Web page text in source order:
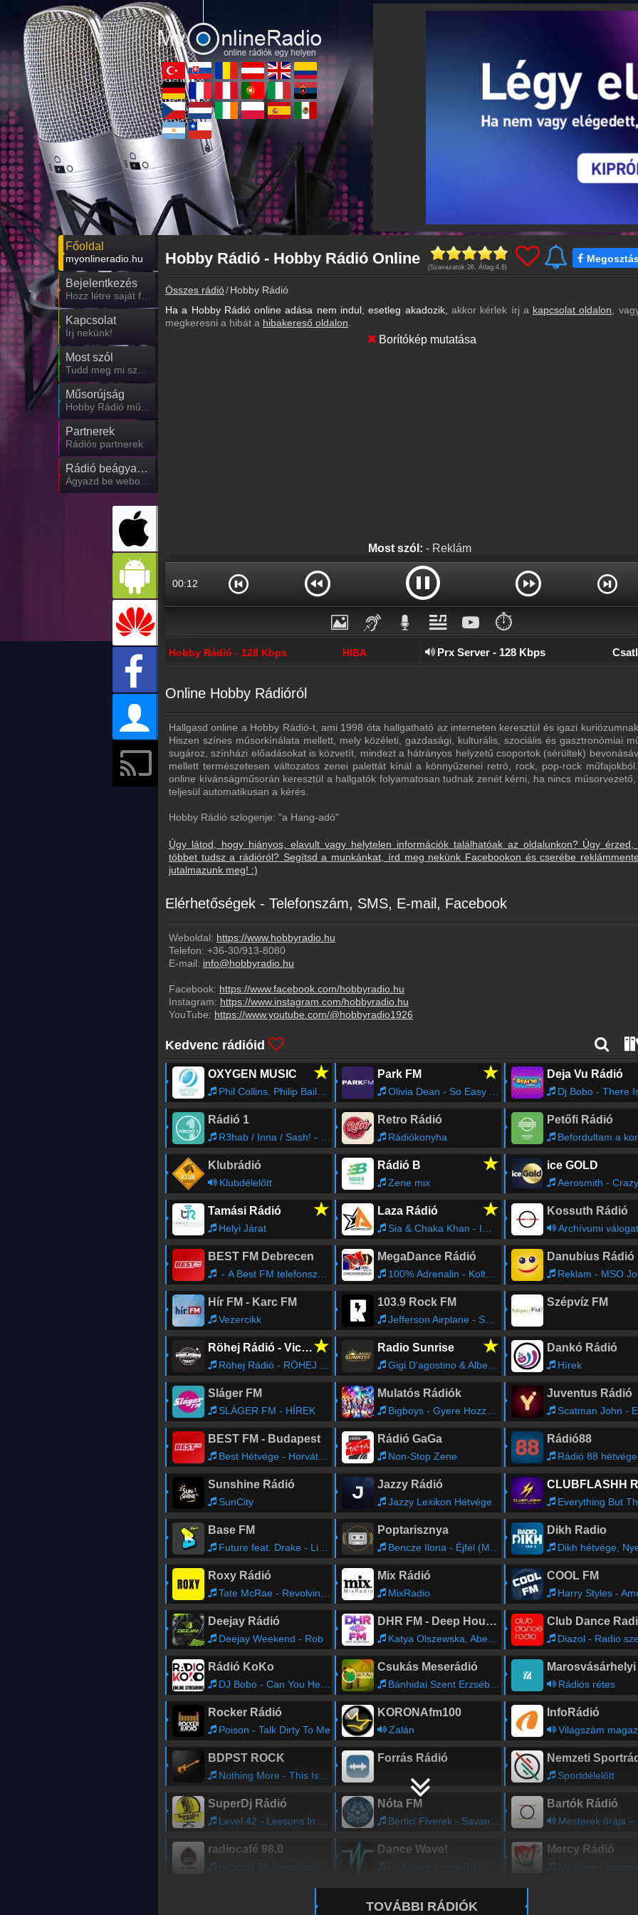
Főoldal
myonlineradio.hu
Bejelentkezés
Hozz létre saját fiókot!
Kapcsolat
Írj nekünk!
Most szól
Tudd meg mi szólt eddig
Műsorújság
Hobby Rádió műsorai
Partnerek
Rádiós partnerek
Rádió beágyazás
Ágyazd be weboldaladba
Hobby Rádió - Hobby Rádió Online (Szavazatok:26, Átlag:4.8)
Összes rádió Hobby Rádió
Ha a Hobby Rádió online adása nem indul, esetleg akadozik, akkor kérlek írj a kapcsolat oldalon,
megkeresni a hibát a hibakereső oldalon.
Borítókép mutatása
Most szól: - Reklám
00:13
⏱️
Hobby Rádió - 128 Kbps HIBA Prx Server - 128 Kbps
Online Hobby Rádióról
Hallgasd online a Hobby Rádió-t, ami 1998 óta hallgatható az interneten keresztül és igazi
Hiszen színes műsorkínálata mellett, mely közéleti, gazdasági, kulturális, szociális és gasztronómiai
sugároz, színházi előadásokat is közvetít, mindezt a hátrányos helyzetű csoportok (sérültek)
mellett természetesen változatos zenei palettát kínál a könnyűzenei retró, rock, pop-rock
online kívánságműsorán keresztül a hallgatók folyamatosan tudnak zenét kérni, ha nincs
teljesül automatikusan a kérés.
Hobby Rádió szlogenje: "a Hang-adó"
Úgy látod, hogy hiányos, elavult vagy helytelen információk találhatóak az oldalunkon? Úgy érzed,
többet tudsz a rádióról? Segítsd a munkánkat, írd meg nekünk Facebookon és cserébe
jutalmazunk meg! :)
Elérhetőségek - Telefonszám, SMS, E-mail, Facebook
Weboldal: https://www.hobbyradio.hu
Telefon: +36-30/913-8080
E-mail: info@hobbyradio.hu
Facebook: https://www.facebook.com/hobbyradio.hu
Instagram: https://www.instagram.com/hobbyradio.hu
YouTube: https://www.youtube.com/@hobbyradio1926
Kedvenc rádióid
OXYGEN MUSIC ★
Phil Collins, Philip Bailey - Easy Lover
Park FM ★
Olivia Dean - So Easy (To Fall In Love)
Deja Vu Rádió
Dj Bobo - There Is a
Rádió 1
R3hab / Inna / Sash! - Rock My Body
Retro Rádió
Rádiókonyha
Petőfi Rádió
Befordultam a
Klubrádió
Klubdélelőtt
Rádió B ★
Zene mix
ice GOLD
Aerosmith - Crazy
Tamási Rádió ★
Helyi Járat
Laza Rádió ★
Sia & Chaka Khan - Immortal Queen (feat. Chaka Khan)
Kossuth Rádió
Archívumi
BEST FM Debrecen
- A Best FM telefonszama: 52/500-540
MegaDance Rádió
100% Adrenalin - Koltai Laci
Danubius Rádió
Reklam - MSO John Williams
Hír FM - Karc FM
Vezercikk
103.9 Rock FM
Jefferson Airplane - Somebody to Love
Szépvíz FM
Röhej Rádió - Vicc az egész★
Röhej Rádió - RÖHEJ RÁDIÓ - ÖNÖK KÜLDTÉK20
Radio Sunrise ★
Gigi D'agostino & Albertino - Super (Riscaldamento)
Dankó Rádió
Hírek
Sláger FM
SLÁGER FM - HÍREK
Mulatós Rádiók
Bigboys - Gyere Hozzám
Juventus Rádió
Scatman John -
BEST FM - Budapest
Best Hétvége - Horváth Zoltán ‘Hory’
Rádió GaGa
Non-Stop Zene
Rádió88
Rádió 88 hétvége - Brunner
Sunshine Rádió
SunCity
Jazzy Rádió
Jazzy Lexikon Hétvége Everything But The Girl - Missing (Todd
Base FM
Future feat. Drake - Life Is Good
Poptarisznya
Bencze Ilona - Éjfél (Macskák)
Dikh Radio
Dikh hétvége,
Roxy Rádió
Tate McRae - Revolving Door
Mix Rádió
MixRadio
COOL FM
Harry Styles -
Deejay Rádió
Deejay Weekend - Rob
DHR FM - Deep House Radio
Katya Olszewska, Abee Sash, Mant Deep - Ultimate Desire (Nikko Culture Remix)
Club Dance
Diazol - Radio
Rádió KoKo
DJ Bobo - Can You Hear Me 1997
Csukás Meserádió
Bánhidai Szent Erzsébet Óvoda óvodásai - Ennek a kislánynak - Ecc, pecc, kimehetsz - Elaludt az álmos cica Rádiós rétes
Rocker Rádió
Poison - Talk Dirty To Me
KORONAfm100
Zalán
InfoRádió
Világszám
BDPST ROCK
Nothing More - This Is The Time (Ballast)
Forrás Rádió Nemzeti
Sportdélelőtt
SuperDj Rádió
Level 42 - Lessons In Love
Nóta FM
Bertici Fiverek - Savanyu a szolo
Bartók Rádió
Mesterek órája – Radu Lupu
radiocafé 98.0
radiocaf 98.0 van bartod - KVZ A VILGVGN McMenemy Mrkkal s Marvinnal
Dance Wave!
Dallerium - How Do I Sleep Now
Mercy Rádió
Ntr Mary - Iszom-
TOVÁBBI RÁDIÓK